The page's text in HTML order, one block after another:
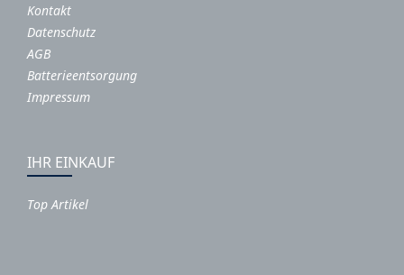
Kontakt
Datenschutz
AGB
Batterieentsorgung
Impressum
IHR EINKAUF
Top Artikel